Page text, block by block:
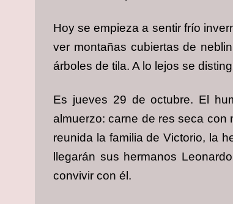
Hoy se empieza a sentir frío
ver montañas cubiertas de
árboles de tila. A lo lejos se
Es jueves 29 de octubre. El
almuerzo: carne de res seca con
reunida la familia de Victorio, la
llegarán sus hermanos
convivir con él.